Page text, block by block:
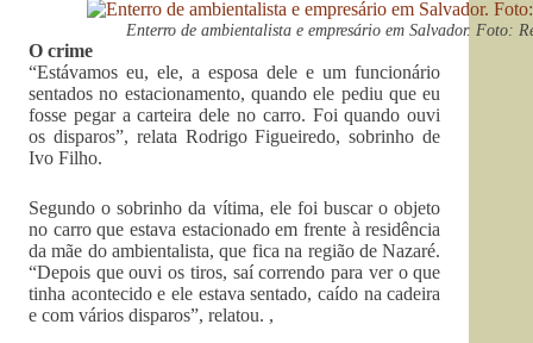
Enterro de ambientalista e empresário em Salvador. Foto:
O crime
“Estávamos eu, ele, a esposa dele e um funcionário
sentados no estacionamento, quando ele pediu que eu
fosse pegar a carteira dele no carro. Foi quando ouvi
os disparos”, relata Rodrigo Figueiredo, sobrinho de
Ivo Filho.
Segundo o sobrinho da vítima, ele foi buscar o objeto
no carro que estava estacionado em frente à residência
da mãe do ambientalista, que fica na região de Nazaré.
“Depois que ouvi os tiros, saí correndo para ver o que
tinha acontecido e ele estava sentado, caído na cadeira
e com vários disparos”, relatou. ,